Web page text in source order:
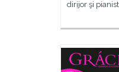
dirijor şi pianist